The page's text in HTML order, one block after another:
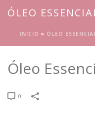
ÓLEO
INÍCIO » ÓLEO
Óleo
0